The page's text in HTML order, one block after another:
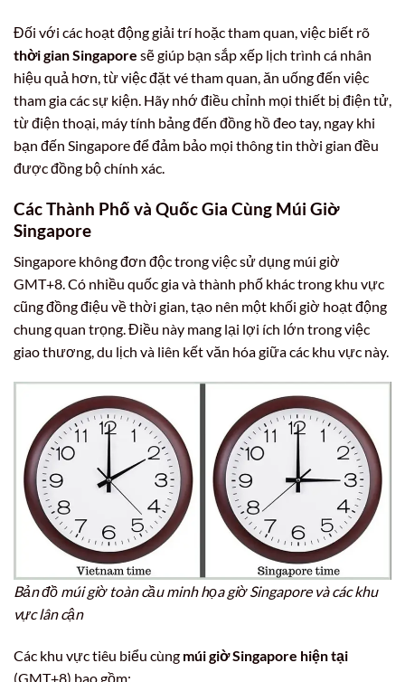
Đối với các hoạt động giải trí hoặc tham quan, việc biết rõ
thời gian Singapore sẽ giúp bạn sắp xếp lịch trình cá nhân
hiệu quả hơn, từ việc đặt vé tham quan, ăn uống đến việc
tham gia các sự kiện. Hãy nhớ điều chỉnh mọi thiết bị điện tử,
từ điện thoại, máy tính bảng đến đồng hồ đeo tay, ngay khi
bạn đến Singapore để đảm bảo mọi thông tin thời gian đều
được đồng bộ chính xác.
Các Thành Phố và Quốc Gia Cùng Múi Giờ
Singapore
Singapore không đơn độc trong việc sử dụng múi giờ
GMT+8. Có nhiều quốc gia và thành phố khác trong khu vực
cũng đồng điệu về thời gian, tạo nên một khối giờ hoạt động
chung quan trọng. Điều này mang lại lợi ích lớn trong việc
giao thương, du lịch và liên kết văn hóa giữa các khu vực này.
Bản đồ múi giờ toàn cầu minh họa giờ Singapore và các khu
vực lân cận
Các khu vực tiêu biểu cùng múi giờ Singapore hiện tại
(GMT+8) bao gồm: